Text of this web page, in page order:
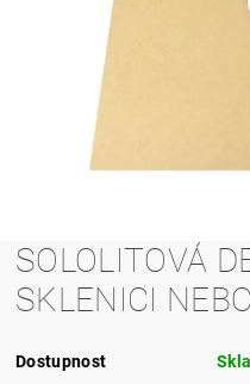
SOLOLITOVÁ
SKLENICI
Dostupnost